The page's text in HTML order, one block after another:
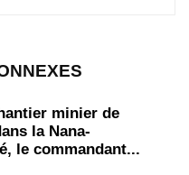
minier de
la Nana-
le commandant...